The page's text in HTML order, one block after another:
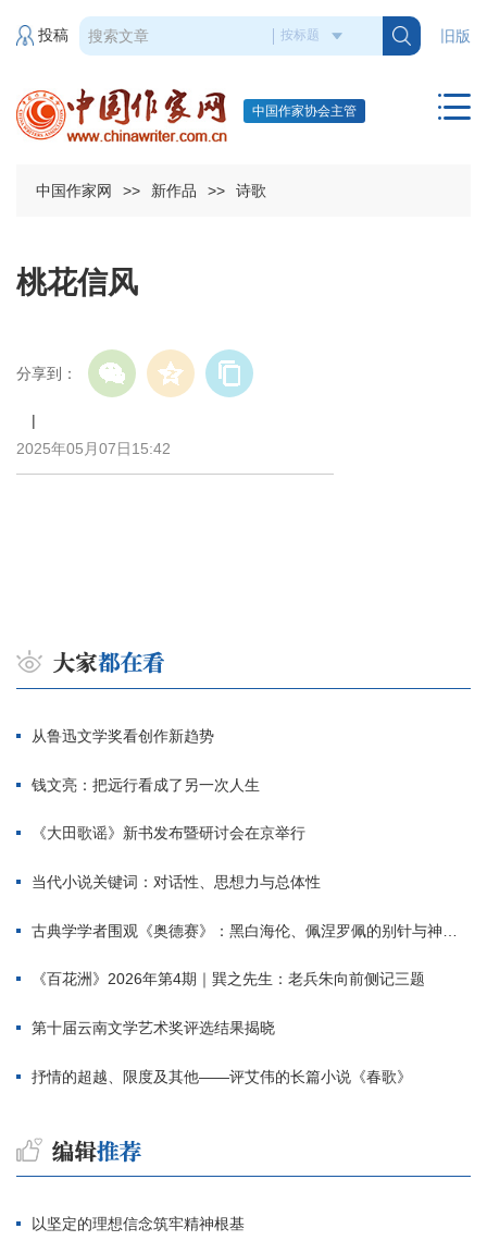
旧版
投稿
中国作家协会主管
中国作家网 >> 新作品 >> 诗歌
桃花信风
分享到：
|
2025年05月07日15:42
从鲁迅文学奖看创作新趋势
钱文亮：把远行看成了另一次人生
《大田歌谣》新书发布暨研讨会在京举行
当代小说关键词：对话性、思想力与总体性
古典学学者围观《奥德赛》：黑白海伦、佩涅罗佩的别针与神秘入侵者
《百花洲》2026年第4期｜巽之先生：老兵朱向前侧记三题
第十届云南文学艺术奖评选结果揭晓
抒情的超越、限度及其他——评艾伟的长篇小说《春歌》
以坚定的理想信念筑牢精神根基